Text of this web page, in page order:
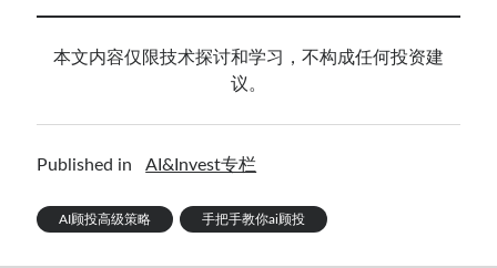
本文内容仅限技术探讨和学习，不构成任何投资建
议。
Published in AI&Invest专栏
AI顾投高级策略 手把手教你ai顾投